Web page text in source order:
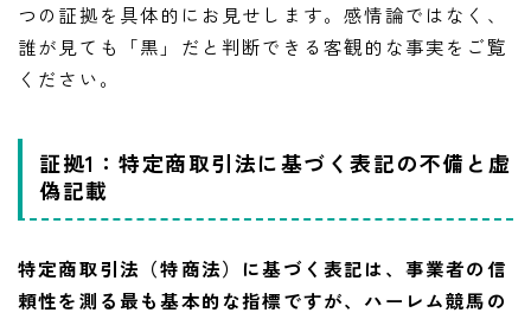
つの証拠を具体的にお見せします。感情論ではなく、
誰が見ても「黒」だと判断できる客観的な事実をご覧
ください。
証拠1：特定商取引法に基づく表記の不備と虚
偽記載
特定商取引法（特商法）に基づく表記は、事業者の信
頼性を測る最も基本的な指標ですが、ハーレム競馬の